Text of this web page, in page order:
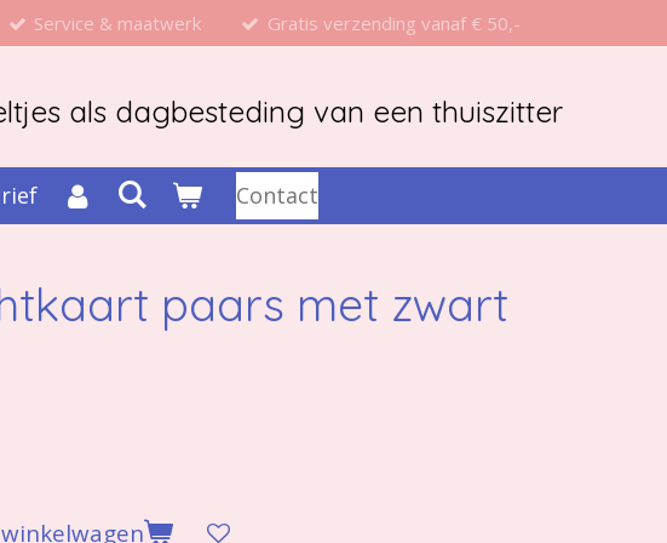
Service & maatwerk Gratis verzending vanaf € 50,-
als dagbesteding van een thuiszitter
Contact
paars met zwart